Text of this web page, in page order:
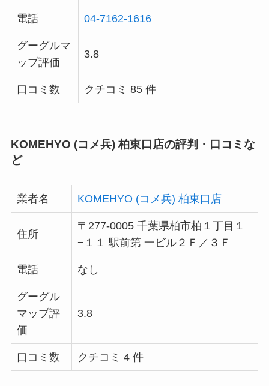
電話 04-7162-1616
グーグルマ
ップ評価
3.8
口コミ数 クチコミ 85 件
KOMEHYO (コメ兵) 柏東口店の評判・口コミな
ど
業者名 KOMEHYO (コメ兵) 柏東口店
住所
〒277-0005 千葉県柏市柏１丁目１
−１１ 駅前第 一ビル２Ｆ／３Ｆ
電話 なし
グーグル
マップ評
価
3.8
口コミ数 クチコミ 4 件